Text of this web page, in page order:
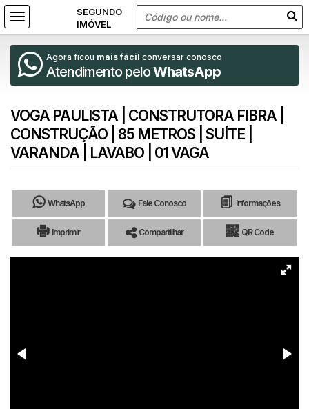
Agora ficou mais fácil conversar conosco
Atendimento peloWhatsApp
VOGA PAULISTA | CONSTRUTORA FIBRA |
CONSTRUÇÃO | 85 METROS | SUÍTE |
VARANDA | LAVABO | 01 VAGA
WhatsApp Fale Conosco Informações
Imprimir Compartilhar QR Code